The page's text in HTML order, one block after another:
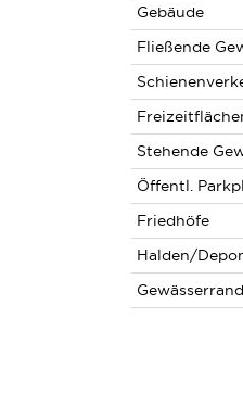
Gebäude
Fließende
Stehende
Öffentl.
Friedhöfe
Halden/